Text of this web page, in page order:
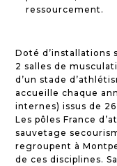
ressourcement.
Doté d’installations
2 salles de
d’un stade
accueille chaque
internes) issus de
Les pôles France
sauvetage
regroupent à
de ces disciplines.